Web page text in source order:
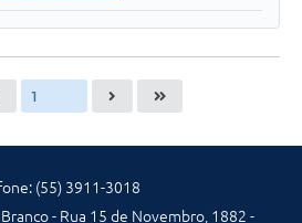
(55) 3911-3018
- Rua 15 de Novembro, 1882 -